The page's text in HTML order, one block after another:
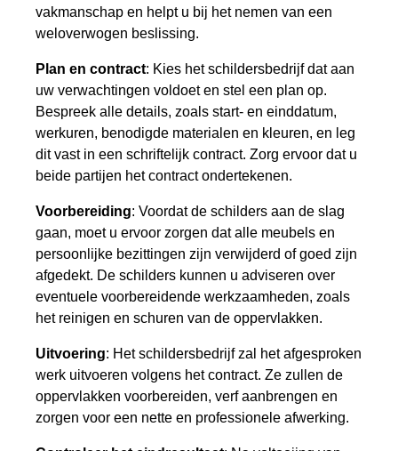
vakmanschap en helpt u bij het nemen van een
weloverwogen beslissing.
Plan en contract: Kies het schildersbedrijf dat aan
uw verwachtingen voldoet en stel een plan op.
Bespreek alle details, zoals start- en einddatum,
werkuren, benodigde materialen en kleuren, en leg
dit vast in een schriftelijk contract. Zorg ervoor dat u
beide partijen het contract ondertekenen.
Voorbereiding: Voordat de schilders aan de slag
gaan, moet u ervoor zorgen dat alle meubels en
persoonlijke bezittingen zijn verwijderd of goed zijn
afgedekt. De schilders kunnen u adviseren over
eventuele voorbereidende werkzaamheden, zoals
het reinigen en schuren van de oppervlakken.
Uitvoering: Het schildersbedrijf zal het afgesproken
werk uitvoeren volgens het contract. Ze zullen de
oppervlakken voorbereiden, verf aanbrengen en
zorgen voor een nette en professionele afwerking.